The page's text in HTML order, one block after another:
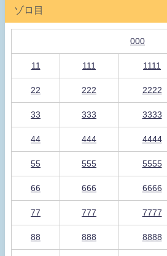
ゾロ目
000
11 111 1111
22 222 2222
33 333 3333
44 444 4444
55 555 5555
66 666 6666
77 777 7777
88 888 8888